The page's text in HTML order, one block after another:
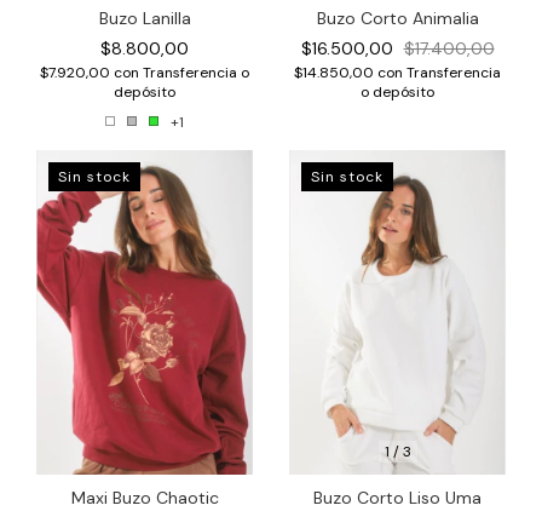
Buzo Lanilla
$8.800,00
$7.920,00 con Transferencia o
depósito
+1
Buzo Corto Animalia
$16.500,00 $17.400,00
$14.850,00 con Transferencia
o depósito
Sin stock
Maxi Buzo Chaotic
1 /3
Sin stock
Buzo Corto Liso Uma